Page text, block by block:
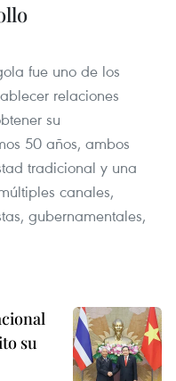
fue uno de los
relaciones
su
50 años, ambos
tradicional y una
canales,
gubernamentales,
su